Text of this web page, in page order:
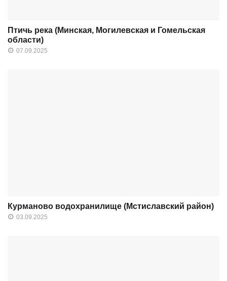
Птичь река (Минская, Могилевская и Гомельская
области)
07.09.2025
Курманово водохранилище (Мстиславский район)
03.09.2025